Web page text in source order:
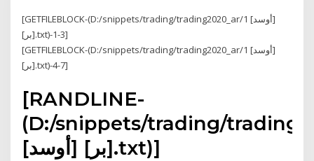
[GETFILEBLOCK-(D:/snippets/trading/trading2020_ar/1 [أوسد]
[بر].txt)-1-3]
[GETFILEBLOCK-(D:/snippets/trading/trading2020_ar/1 [أوسد]
[بر].txt)-4-7]
[RANDLINE-
(D:/snippets/trading/
[أوسد] [بر].txt)]